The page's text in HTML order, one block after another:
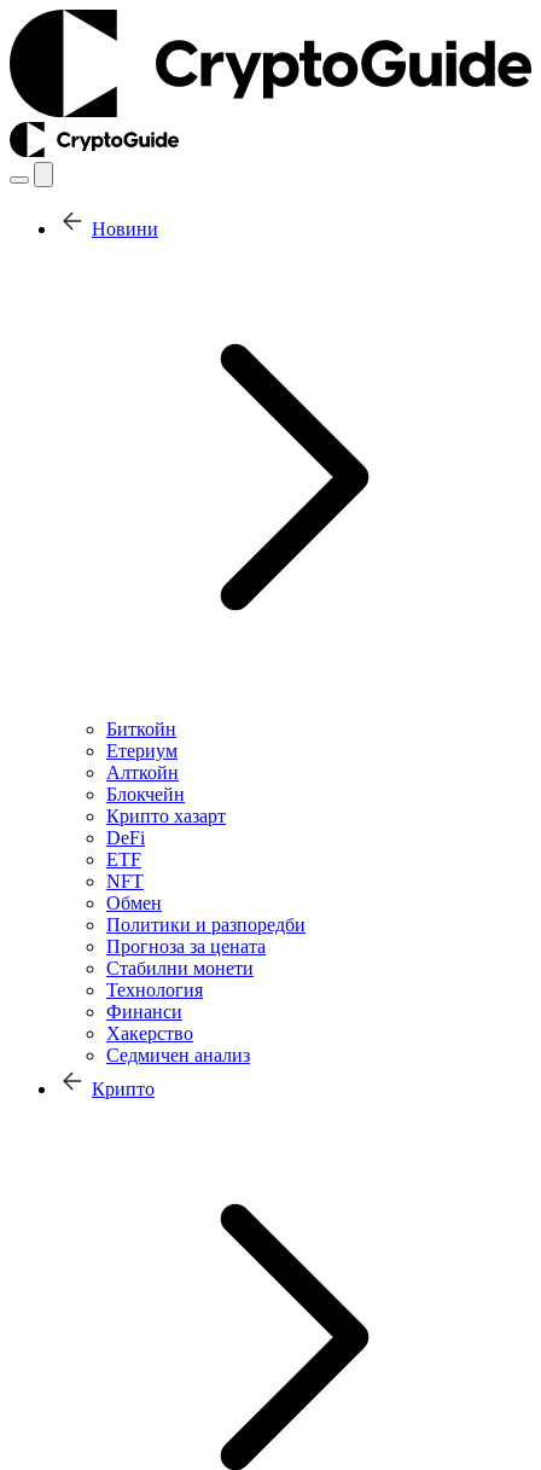
Новини
Биткойн
Етериум
Алткойн
Блокчейн
Крипто хазарт
DeFi
ETF
NFT
Обмен
Политики и разпоредби
Прогноза за цената
Стабилни монети
Технология
Финанси
Хакерство
Седмичен анализ
Крипто